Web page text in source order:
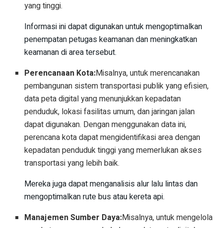
yang tinggi.
Informasi ini dapat digunakan untuk mengoptimalkan
penempatan petugas keamanan dan meningkatkan
keamanan di area tersebut.
Perencanaan Kota:Misalnya, untuk merencanakan
pembangunan sistem transportasi publik yang efisien,
data peta digital yang menunjukkan kepadatan
penduduk, lokasi fasilitas umum, dan jaringan jalan
dapat digunakan. Dengan menggunakan data ini,
perencana kota dapat mengidentifikasi area dengan
kepadatan penduduk tinggi yang memerlukan akses
transportasi yang lebih baik.
Mereka juga dapat menganalisis alur lalu lintas dan
mengoptimalkan rute bus atau kereta api.
Manajemen Sumber Daya:Misalnya, untuk mengelola